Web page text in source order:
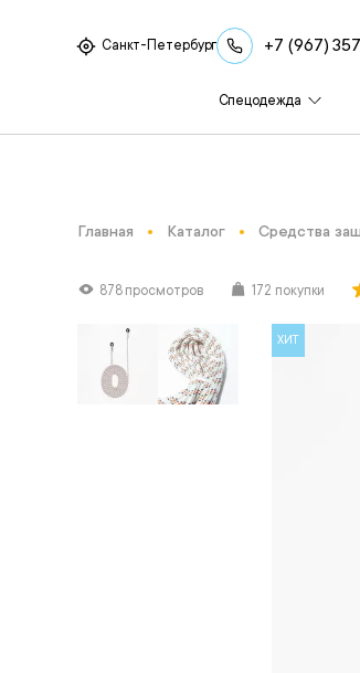
Санкт-Петербург +7 (967)
Спецодежда
Главная Каталог Средства
878 просмотров 172 покупки
ХИТ